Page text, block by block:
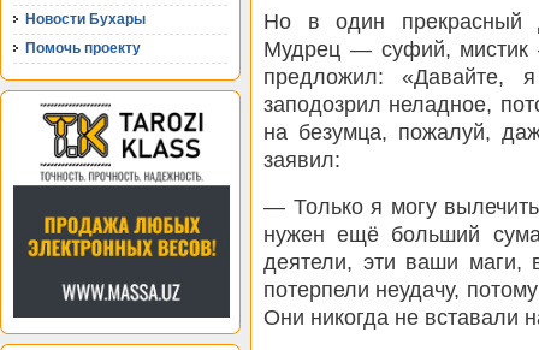
Новости Бухары
Помочь проекту
Но в один прекрасный
Мудрец — суфий, мистик
предложил: «Давайте,
заподозрил неладное,
на безумца, пожалуй,
заявил:
— Только я могу
нужен ещё больший
деятели, эти ваши
потерпели неудачу,
Они никогда не вставали